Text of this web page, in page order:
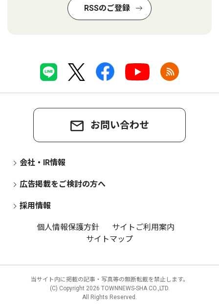
RSSのご登録
お問い合わせ
会社・IR情報
広告掲載をご検討の方へ
採用情報
個人情報保護方針
サイトご利用案内
サイトマップ
当サイト内に掲載の記事・写真等の無断転載を禁止します。
(C) Copyright 2026 TOWNNEWS-SHA CO.,LTD.
All Rights Reserved.